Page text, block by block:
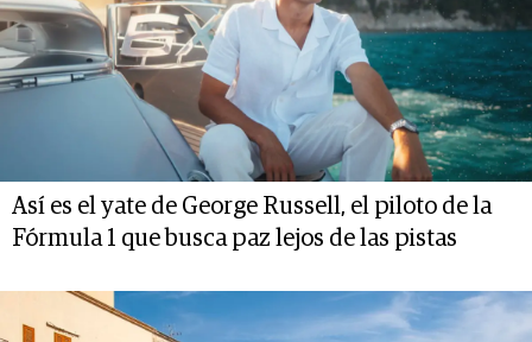
Así es el yate de George Russell, el piloto de la
Fórmula 1 que busca paz lejos de las pistas